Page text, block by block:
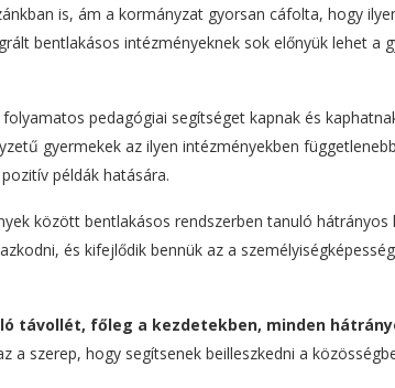
is, ám a kormányzat gyorsan cáfolta, hogy
bentlakásos intézményeknek sok előnyük lehet a
pedagógiai segítséget kapnak és
gyermekek az ilyen intézményekben
példák hatására.
között bentlakásos rendszerben tanuló
és kifejlődik bennük az a
távollét, főleg a kezdetekben, minden
a szerep, hogy segítsenek beilleszkedni a